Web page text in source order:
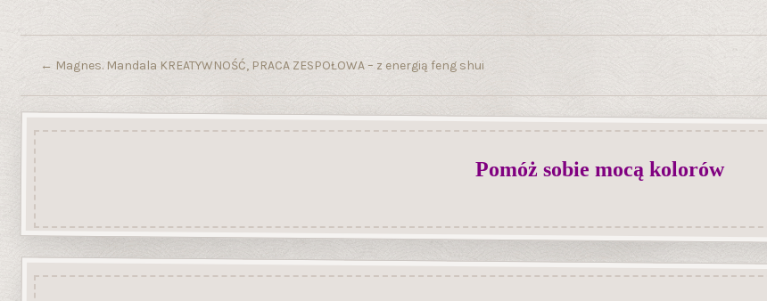
← Magnes. Mandala KREATYWNOŚĆ, PRACA ZESPOŁOWA – z energią feng shui
Pomóż sobie mocą kolorów